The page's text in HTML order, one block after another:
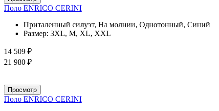
Поло ENRICO CERINI
Приталенный силуэт, На молнии, Однотонный, Синий
Размер: 3XL, M, XL, XXL
14 509 ₽
21 980 ₽
Просмотр
Поло ENRICO CERINI